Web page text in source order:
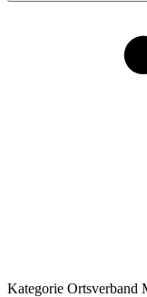
Kategorie Ortsverband